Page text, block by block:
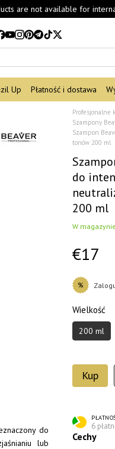
are not available for
Up Płatność i dostawa
do
lub
Profesjonalne
Szampony
Szampon
tonów 200 ml
do
200 ml
W magazynie
€17
%
Wielkość
200 ml
Kup
6
Cechy